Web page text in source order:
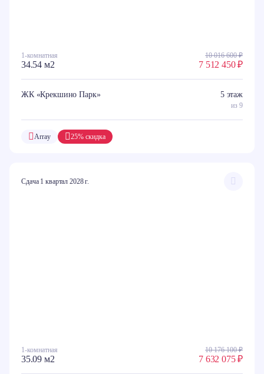
1-комнатная
34.54 м2
10 016 600 ₽
7 512 450 ₽
ЖК «Крекшино Парк» 5 этаж
из 9
25% скидка
Array
Сдача 1 квартал 2028 г.
1-комнатная
35.09 м2
10 176 100 ₽
7 632 075 ₽